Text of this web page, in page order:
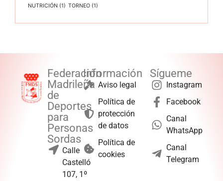
NUTRICIÓN (1) TORNEO (1)
Federación
Madrileña
de
Deportes
para
Personas
Sordas
Calle
Castelló
107, 1º
Información
Aviso legal
Política de
protección
de datos
Política de
cookies
Sígueme
Instagram
Facebook
Canal
WhatsApp
Canal
Telegram